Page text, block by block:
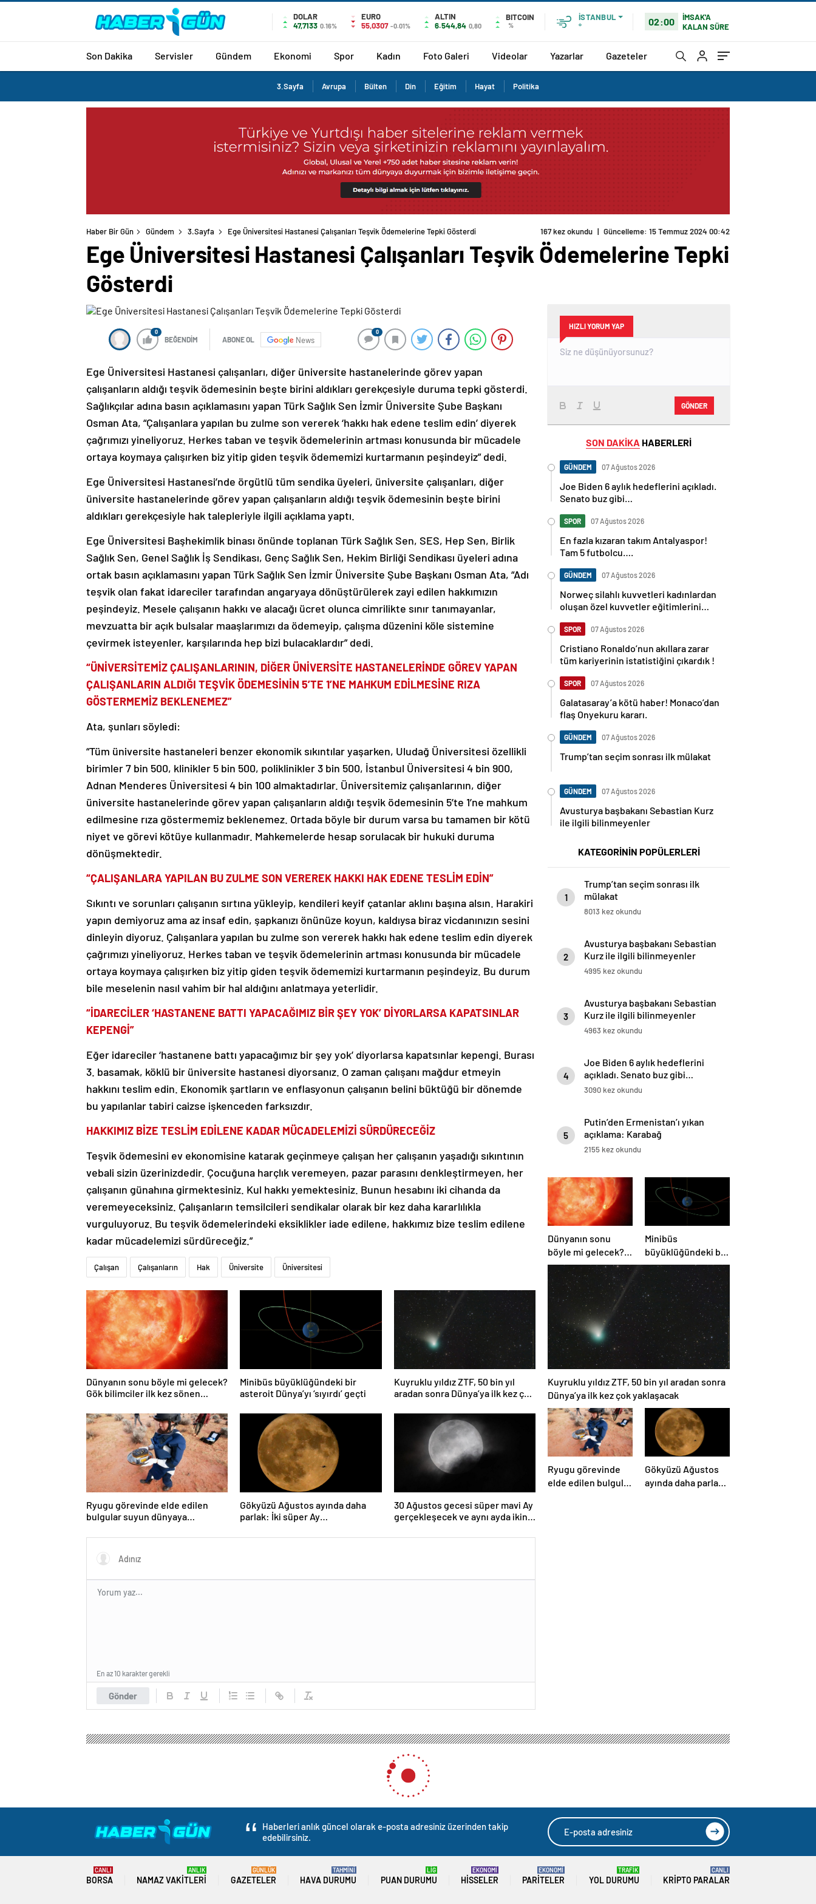
DOLAR
47,7133 0.16%
EURO
55,0307 -0.01%
ALTIN
6.544,84 0,80
BITCOIN
%
İSTANBUL
°
02:00
İMSAK'A
KALAN SÜRE
Son Dakika Servisler Gündem Ekonomi Spor Kadın Foto Galeri Videolar Yazarlar Gazeteler
3.Sayfa Avrupa Bülten Din Eğitim Hayat Politika
Haber Bir Gün Gündem 3.Sayfa Ege Üniversitesi Hastanesi Çalışanları Teşvik Ödemelerine Tepki Gösterdi 167 kez okundu | Güncelleme: 15 Temmuz 2024 00:42
Ege Üniversitesi Hastanesi Çalışanları Teşvik Ödemelerine Tepki
Gösterdi
0
BEĞENDİM ABONE OL News
0
Ege Üniversitesi Hastanesi çalışanları, diğer üniversite hastanelerinde görev yapan
çalışanların aldığı teşvik ödemesinin beşte birini aldıkları gerekçesiyle duruma tepki gösterdi.
Sağlıkçılar adına basın açıklamasını yapan Türk Sağlık Sen İzmir Üniversite Şube Başkanı
Osman Ata, “Çalışanlara yapılan bu zulme son vererek ‘hakkı hak edene teslim edin’ diyerek
çağrımızı yineliyoruz. Herkes taban ve teşvik ödemelerinin artması konusunda bir mücadele
ortaya koymaya çalışırken biz yitip giden teşvik ödememizi kurtarmanın peşindeyiz” dedi.
Ege Üniversitesi Hastanesi’nde örgütlü tüm sendika üyeleri, üniversite çalışanları, diğer
üniversite hastanelerinde görev yapan çalışanların aldığı teşvik ödemesinin beşte birini
aldıkları gerekçesiyle hak talepleriyle ilgili açıklama yaptı.
Ege Üniversitesi Başhekimlik binası önünde toplanan Türk Sağlık Sen, SES, Hep Sen, Birlik
Sağlık Sen, Genel Sağlık İş Sendikası, Genç Sağlık Sen, Hekim Birliği Sendikası üyeleri adına
ortak basın açıklamasını yapan Türk Sağlık Sen İzmir Üniversite Şube Başkanı Osman Ata, “Adı
teşvik olan fakat idareciler tarafından angaryaya dönüştürülerek zayi edilen hakkımızın
peşindeyiz. Mesele çalışanın hakkı ve alacağı ücret olunca cimrilikte sınır tanımayanlar,
mevzuatta bir açık bulsalar maaşlarımızı da ödemeyip, çalışma düzenini köle sistemine
çevirmek isteyenler, karşılarında hep bizi bulacaklardır” dedi.
“ÜNİVERSİTEMİZ ÇALIŞANLARININ, DİĞER ÜNİVERSİTE HASTANELERİNDE GÖREV YAPAN
ÇALIŞANLARIN ALDIĞI TEŞVİK ÖDEMESİNİN 5’TE 1’NE MAHKUM EDİLMESİNE RIZA
GÖSTERMEMİZ BEKLENEMEZ”
Ata, şunları söyledi:
“Tüm üniversite hastaneleri benzer ekonomik sıkıntılar yaşarken, Uludağ Üniversitesi özellikli
birimler 7 bin 500, klinikler 5 bin 500, poliklinikler 3 bin 500, İstanbul Üniversitesi 4 bin 900,
Adnan Menderes Üniversitesi 4 bin 100 almaktadırlar. Üniversitemiz çalışanlarının, diğer
üniversite hastanelerinde görev yapan çalışanların aldığı teşvik ödemesinin 5’te 1’ne mahkum
edilmesine rıza göstermemiz beklenemez. Ortada böyle bir durum varsa bu tamamen bir kötü
niyet ve görevi kötüye kullanmadır. Mahkemelerde hesap sorulacak bir hukuki duruma
dönüşmektedir.
“ÇALIŞANLARA YAPILAN BU ZULME SON VEREREK HAKKI HAK EDENE TESLİM EDİN”
Sıkıntı ve sorunları çalışanın sırtına yükleyip, kendileri keyif çatanlar aklını başına alsın. Harakiri
yapın demiyoruz ama az insaf edin, şapkanızı önünüze koyun, kaldıysa biraz vicdanınızın sesini
dinleyin diyoruz. Çalışanlara yapılan bu zulme son vererek hakkı hak edene teslim edin diyerek
çağrımızı yineliyoruz. Herkes taban ve teşvik ödemelerinin artması konusunda bir mücadele
ortaya koymaya çalışırken biz yitip giden teşvik ödememizi kurtarmanın peşindeyiz. Bu durum
bile meselenin nasıl vahim bir hal aldığını anlatmaya yeterlidir.
“İDARECİLER ‘HASTANENE BATTI YAPACAĞIMIZ BİR ŞEY YOK’ DİYORLARSA KAPATSINLAR
KEPENGİ”
Eğer idareciler ‘hastanene battı yapacağımız bir şey yok’ diyorlarsa kapatsınlar kepengi. Burası
3. basamak, köklü bir üniversite hastanesi diyorsanız. O zaman çalışanı mağdur etmeyin
hakkını teslim edin. Ekonomik şartların ve enflasyonun çalışanın belini büktüğü bir dönemde
bu yapılanlar tabiri caizse işkenceden farksızdır.
HAKKIMIZ BİZE TESLİM EDİLENE KADAR MÜCADELEMİZİ SÜRDÜRECEĞİZ
Teşvik ödemesini ev ekonomisine katarak geçinmeye çalışan her çalışanın yaşadığı sıkıntının
vebali sizin üzerinizdedir. Çocuğuna harçlık veremeyen, pazar parasını denkleştirmeyen, her
çalışanın günahına girmektesiniz. Kul hakkı yemektesiniz. Bunun hesabını iki cihanda da
veremeyeceksiniz. Çalışanların temsilcileri sendikalar olarak bir kez daha kararlılıkla
vurguluyoruz. Bu teşvik ödemelerindeki eksiklikler iade edilene, hakkımız bize teslim edilene
kadar mücadelemizi sürdüreceğiz.”
Çalışan Çalışanların Hak Üniversite Üniversitesi
Dünyanın sonu böyle mi gelecek?
Gök bilimciler ilk kez sönen
oldu
Minibüs büyüklüğündeki bir
asteroit Dünya’yı ‘sıyırdı’ geçti
Kuyruklu yıldız ZTF, 50 bin yıl
aradan sonra Dünya’ya ilk kez çok
Ryugu görevinde elde edilen
bulgular suyun dünyaya
olabileceğini gösteriyor
Gökyüzü Ağustos ayında daha
parlak: İki süper Ay
30 Ağustos gecesi süper mavi Ay
gerçekleşecek ve aynı ayda ikinci
Gönder
En az 10 karakter gerekli
HIZLI YORUM YAP
GÖNDER
SON DAKİKA HABERLERİ
GÜNDEM 07 Ağustos 2026
Joe Biden 6 aylık hedeflerini açıkladı.
Senato buz gibi…
SPOR 07 Ağustos 2026
En fazla kızaran takım Antalyaspor!
Tam 5 futbolcu….
GÜNDEM 07 Ağustos 2026
Norweç silahlı kuvvetleri kadınlardan
oluşan özel kuvvetler eğitimlerini
SPOR 07 Ağustos 2026
Cristiano Ronaldo’nun akıllara zarar
tüm kariyerinin istatistiğini çıkardık !
SPOR 07 Ağustos 2026
Galatasaray’a kötü haber! Monaco’dan
flaş Onyekuru kararı.
GÜNDEM 07 Ağustos 2026
Trump’tan seçim sonrası ilk mülakat
GÜNDEM 07 Ağustos 2026
Avusturya başbakanı Sebastian Kurz
ile ilgili bilinmeyenler
KATEGORİNİN POPÜLERLERİ
1
Trump’tan seçim sonrası ilk
mülakat
8013 kez okundu
2
Avusturya başbakanı Sebastian
Kurz ile ilgili bilinmeyenler
4995 kez okundu
3
Avusturya başbakanı Sebastian
Kurz ile ilgili bilinmeyenler
4963 kez okundu
4
Joe Biden 6 aylık hedeflerini
açıkladı. Senato buz gibi…
3090 kez okundu
5
Putin’den Ermenistan’ı yıkan
açıklama: Karabağ
Azerbaycan’ın ayrılmaz bir
2155 kez okundu
Dünyanın sonu
böyle mi gelecek?
Gök bilimciler ilk
kez sönen yıldızın
gezegeni
yutmasına tanık
oldu
Minibüs
büyüklüğündeki bir
asteroit Dünya’yı
‘sıyırdı’ geçti
Kuyruklu yıldız ZTF, 50 bin yıl aradan sonra
Dünya’ya ilk kez çok yaklaşacak
Ryugu görevinde
elde edilen bulgular
Gökyüzü Ağustos
ayında daha parlak:
Haberleri anlık güncel olarak e-posta adresiniz üzerinden takip
edebilirsiniz.
BORSA
CANLI
NAMAZ VAKITLERI
ANLIK
GAZETELER
GÜNLÜK
HAVA DURUMU
TAHMİNİ
PUAN DURUMU
LİG
HISSELER
EKONOMİ
PARITELER
EKONOMİ
YOL DURUMU
TRAFİK
KRIPTO PARALAR
CANLI